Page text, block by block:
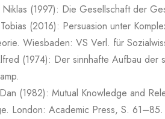
Niklas (1997): Die Gesellschaft der
(2016): Persuasion unter
Wiesbaden: VS Verl. für
(1974): Der sinnhafte Aufbau der
(1982): Mutual Knowledge and
London: Academic Press, S. 61–85.